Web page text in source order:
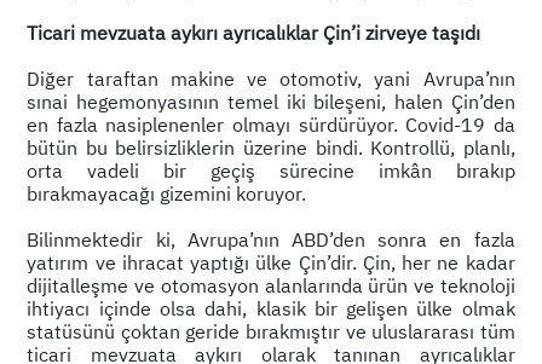
Ticari mevzuata aykırı ayrıcalıklar Çin’i zirveye taşıdı
Diğer taraftan makine ve otomotiv, yani Avrupa’nın
sınai hegemonyasının temel iki bileşeni, halen Çin’den
en fazla nasiplenenler olmayı sürdürüyor. Covid-19 da
bütün bu belirsizliklerin üzerine bindi. Kontrollü, planlı,
orta vadeli bir geçiş sürecine imkân bırakıp
bırakmayacağı gizemini koruyor.
Bilinmektedir ki, Avrupa’nın ABD’den sonra en fazla
yatırım ve ihracat yaptığı ülke Çin’dir. Çin, her ne kadar
dijitalleşme ve otomasyon alanlarında ürün ve teknoloji
ihtiyacı içinde olsa dahi, klasik bir gelişen ülke olmak
statüsünü çoktan geride bırakmıştır ve uluslararası tüm
ticari mevzuata aykırı olarak tanınan ayrıcalıklar